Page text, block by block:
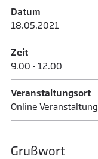
Datum
18.05.­2021
Zeit
9.00 - 12.00
Veranstaltungsort
Online Veranstaltung
Grußwort